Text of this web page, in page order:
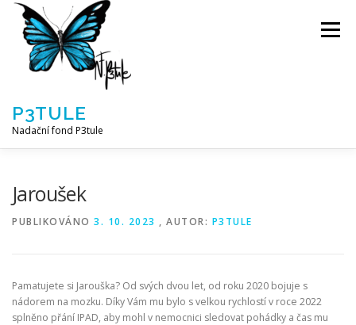
Přeskočit
obsah
P3TULE
Nadační fond P3tule
Menu
AKTUALITY BLOG
Jaroušek
PUBLIKOVÁNO 3. 10. 2023 , AUTOR: P3TULE
Pamatujete si Jarouška? Od svých dvou let, od roku 2020 bojuje s
nádorem na mozku. Díky Vám mu bylo s velkou rychlostí v roce 2022
splněno přání IPAD, aby mohl v nemocnici sledovat pohádky a čas mu